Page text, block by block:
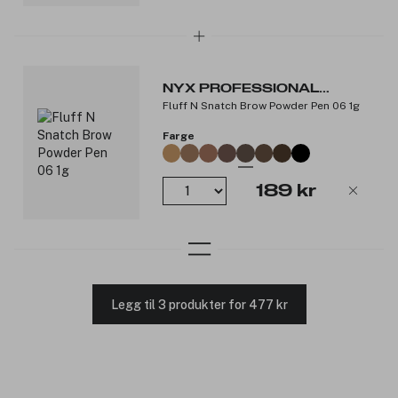
NYX PROFESSIONAL
MAKEUP
Fluff N Snatch Brow Powder Pen 06 1g
Farge
189 kr
Legg til 3 produkter for 477 kr